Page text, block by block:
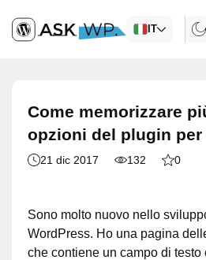
IT
Come memorizzare
opzioni del plugin
21 dic 2017 132 0
Sono molto nuovo nello
WordPress. Ho una pagina
che contiene un campo di testo